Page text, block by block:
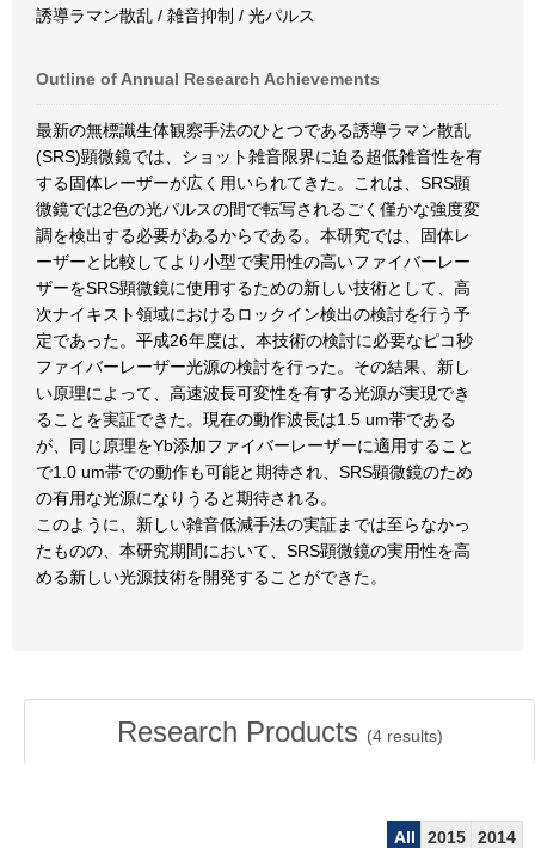
誘導ラマン散乱 / 雑音抑制 / 光パルス
Outline of Annual Research Achievements
最新の無標識生体観察手法のひとつである誘導ラマン散乱
(SRS)顕微鏡では、ショット雑音限界に迫る超低雑音性を有
する固体レーザーが広く用いられてきた。これは、SRS顕
微鏡では2色の光パルスの間で転写されるごく僅かな強度変
調を検出する必要があるからである。本研究では、固体レ
ーザーと比較してより小型で実用性の高いファイバーレー
ザーをSRS顕微鏡に使用するための新しい技術として、高
次ナイキスト領域におけるロックイン検出の検討を行う予
定であった。平成26年度は、本技術の検討に必要なピコ秒
ファイバーレーザー光源の検討を行った。その結果、新し
い原理によって、高速波長可変性を有する光源が実現でき
ることを実証できた。現在の動作波長は1.5 um帯である
が、同じ原理をYb添加ファイバーレーザーに適用すること
で1.0 um帯での動作も可能と期待され、SRS顕微鏡のため
の有用な光源になりうると期待される。
このように、新しい雑音低減手法の実証までは至らなかっ
たものの、本研究期間において、SRS顕微鏡の実用性を高
める新しい光源技術を開発することができた。
Research Products (4results)
All 2015
2014